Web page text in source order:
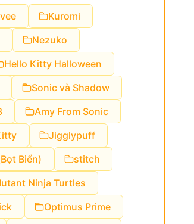
Kuromi
Nezuko
Hello Kitty Halloween
Sonic và Shadow
Amy From Sonic
Jigglypuff
Biển)
stitch
Ninja Turtles
Optimus Prime